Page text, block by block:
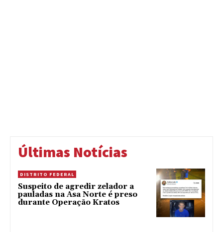
Últimas Notícias
DISTRITO FEDERAL
Suspeito de agredir zelador a
pauladas na Asa Norte é preso
durante Operação Kratos